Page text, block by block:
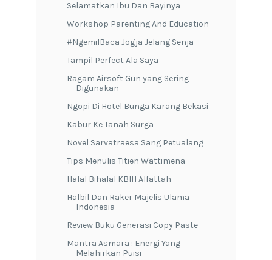
Selamatkan Ibu Dan Bayinya
Workshop Parenting And Education
#NgemilBaca Jogja Jelang Senja
Tampil Perfect Ala Saya
Ragam Airsoft Gun yang Sering
Digunakan
Ngopi Di Hotel Bunga Karang Bekasi
Kabur Ke Tanah Surga
Novel Sarvatraesa Sang Petualang
Tips Menulis Titien Wattimena
Halal Bihalal KBIH Alfattah
Halbil Dan Raker Majelis Ulama
Indonesia
Review Buku Generasi Copy Paste
Mantra Asmara : Energi Yang
Melahirkan Puisi